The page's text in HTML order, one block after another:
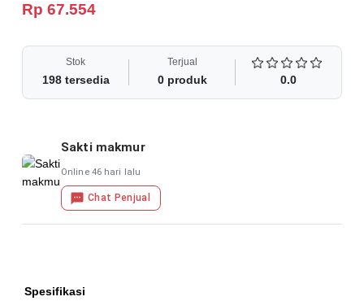
Rp 67.554
Stok
198tersedia
Terjual
0produk 0.0
Sakti makmur
Online 46 hari lalu
Chat Penjual
Spesifikasi